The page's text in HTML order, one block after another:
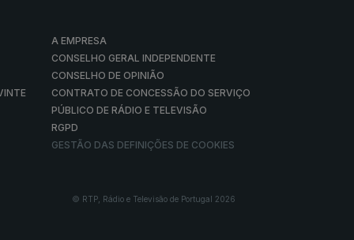
A EMPRESA
CONSELHO GERAL INDEPENDENTE
CONSELHO DE OPINIÃO
CONTRATO DE CONCESSÃO DO SERVIÇO
PÚBLICO DE RÁDIO E TELEVISÃO
RGPD
GESTÃO DAS DEFINIÇÕES DE COOKIES
© RTP, Rádio e Televisão de Portugal 2026